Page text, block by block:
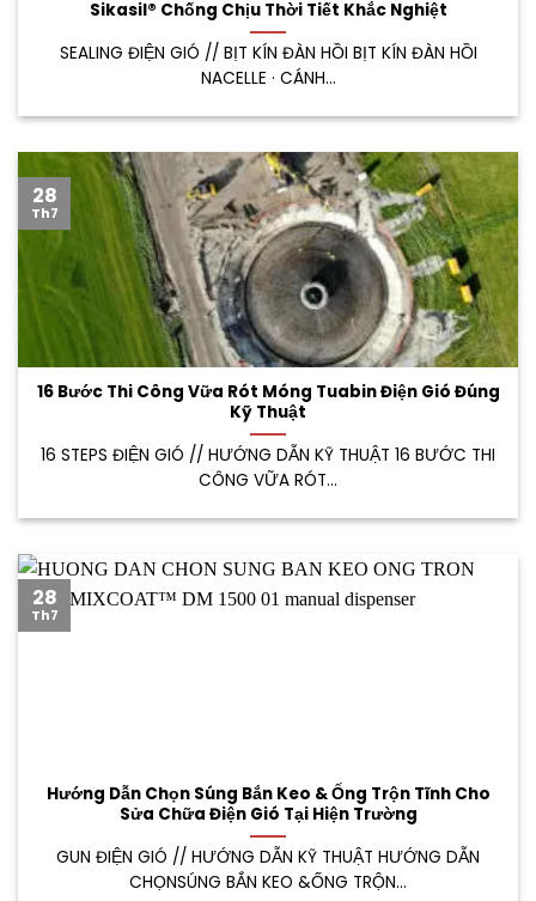
Sikasil® Chống Chịu Thời Tiết Khắc Nghiệt
SEALING ĐIỆN GIÓ // BỊT KÍN ĐÀN HỒI BỊT KÍN ĐÀN HỒI
NACELLE · CÁNH...
16 Bước Thi Công Vữa Rót Móng Tuabin Điện Gió Đúng
Kỹ Thuật
16 STEPS ĐIỆN GIÓ // HƯỚNG DẪN KỸ THUẬT 16 BƯỚC THI
CÔNG VỮA RÓT...
28
Th7
Hướng Dẫn Chọn Súng Bắn Keo & Ống Trộn Tĩnh Cho
Sửa Chữa Điện Gió Tại Hiện Trường
GUN ĐIỆN GIÓ // HƯỚNG DẪN KỸ THUẬT HƯỚNG DẪN
CHỌNSÚNG BẮN KEO &ỐNG TRỘN...
28
Th7